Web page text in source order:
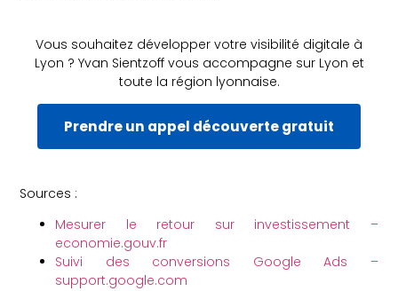
Vous souhaitez développer votre visibilité digitale à
Lyon ? Yvan Sientzoff vous accompagne sur Lyon et
toute la région lyonnaise.
Prendre un appel découverte gratuit
Sources :
Mesurer le retour sur investissement –
economie.gouv.fr
Suivi des conversions Google Ads –
support.google.com